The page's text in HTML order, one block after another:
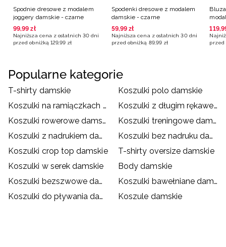
Spodnie dresowe z modalem
joggery damskie - czarne
99,99 zł
Najniższa cena z ostatnich 30 dni
przed obniżką 129,99 zł
Spodenki dresowe z modalem
damskie - czarne
59,99 zł
Najniższa cena z ostatnich 30 dni
przed obniżką 89,99 zł
119,
przed
Popularne kategorie
T-shirty damskie
Koszulki polo damskie
Koszulki na ramiączkach damskie
Koszulki z długim rękawem damskie
Koszulki rowerowe damskie
Koszulki treningowe damskie
Koszulki z nadrukiem damskie
Koszulki bez nadruku damskie
Koszulki crop top damskie
T-shirty oversize damskie
Koszulki w serek damskie
Body damskie
Koszulki bezszwowe damskie
Koszulki bawełniane damskie
Koszulki do pływania damskie
Koszule damskie